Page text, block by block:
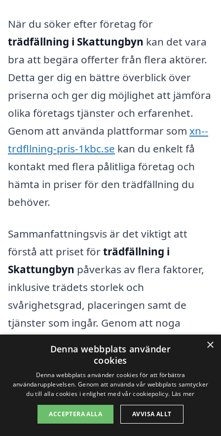
När du söker efter företag för
trädfällning i Skattungbyn kan det vara
bra att begära offerter från flera aktörer.
Detta ger dig en bättre överblick över
priserna och ger dig möjlighet att jämföra
olika företags tjänster och erfarenhet.
Genom att använda plattformar som xn--
trdfllning-pris-1kbc.se kan du enkelt få
kontakt med flera pålitliga företag och
hämta in priser för den trädfällning du
behöver.
Sammanfattningsvis är det viktigt att
förstå att priset förträdfällning i
Skattungbyn påverkas av flera faktorer,
inklusive trädets storlek och
svårighetsgrad, placeringen samt de
tjänster som ingår. Genom att noga
välinformerat val och hitta det bästa
erbjudandet för dina behov.
Få 3 erbjudanden, gratis och utan
×
Denna webbplats använder
cookies
Denna webbplats använder cookies för att förbättra
användarupplevelsen. Genom att använda vår webbplats samtycker
du till alla cookies i enlighet med vår cookiepolicy. Läs mer
ACCEPTERA ALLA AVVISA ALLT